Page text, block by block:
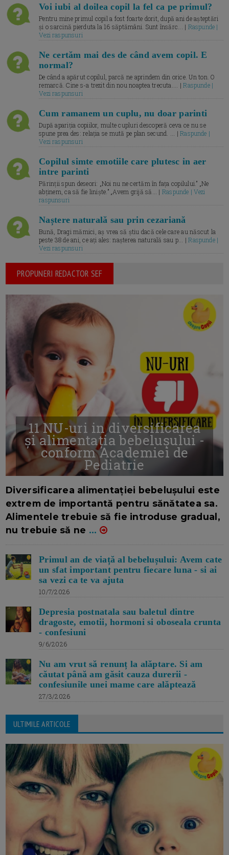
Voi iubi al doilea copil la fel ca pe primul?
Pentru mine primul copil a fost foarte dorit, după ani de așteptări
și o sarcină pierduta la 16 săptămâni. Sunt însărc... | Raspunde |
Vezi raspunsuri
Ne certăm mai des de când avem copil. E
normal?
De când a apărut copilul, parcă ne aprindem din orice. Un ton. O
remarcă. Cine s-a trezit din nou noaptea trecuta.... |Raspunde |
Vezi raspunsuri
Cum ramanem un cuplu, nu doar parinti
După apariția copiilor, multe cupluri descoperă ceva ce nu se
spune prea des: relația se mută pe plan secund. ... |Raspunde |
Vezi raspunsuri
Copilul simte emotiile care plutesc in aer
intre parinti
Părinții spun deseori: „Noi nu ne certăm în fața copilului.” „Ne
abținem, ca să fie liniște.” „Avem grijă să... | Raspunde | Vezi
raspunsuri
Naștere naturală sau prin cezariană
Bună, Dragi mămici, aș vrea să știu dacă cele care au născut la
peste 38 de ani, ce ați ales: nașterea naturală sau p... |Raspunde |
Vezi raspunsuri
PROPUNERI REDACTOR SEF
11 NU-uri in diversificarea
și alimentația bebelușului -
conform Academiei de
Pediatrie
Diversificarea alimentației bebelușului este
extrem de importantă pentru sănătatea sa.
Alimentele trebuie să fie introduse gradual,
nu trebuie să ne ...
Primul an de viață al bebelușului: Avem cate
un sfat important pentru fiecare luna - si ai
sa vezi ca te va ajuta
10/7/2026
Depresia postnatala sau baletul dintre
dragoste, emotii, hormoni si oboseala crunta
- confesiuni
9/6/2026
Nu am vrut să renunț la alăptare. Si am
căutat până am găsit cauza durerii -
confesiunile unei mame care alăptează
27/3/2026
ULTIMILE ARTICOLE